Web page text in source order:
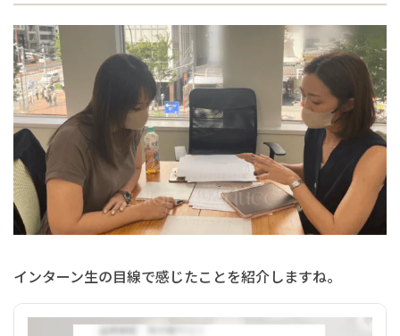
インターン生の目線で感じたことを紹介しますね。